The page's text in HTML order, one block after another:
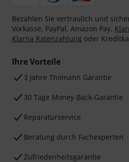
Bezahlen Sie vertraulich und
Vorkasse, PayPal, Amazon Pay,
Klarna Ratenzahlung oder
Ihre Vorteile
3 Jahre Thomann Garantie
30 Tage Money-Back-Garantie
Reparaturservice
Beratung durch Fachexperten
Zufriedenheitsgarantie